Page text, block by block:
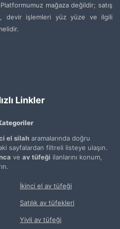
mağaza değildir; satış
devir işlemleri yüz yüze ve ilgili
Linkler
el silah aramalarında doğru
sayfalardan filtreli listeye ulaşın.
ve av tüfeği ilanlarını konum,
İkinci el av tüfeği
Satılık av tüfekleri
Yivli av tüfeği